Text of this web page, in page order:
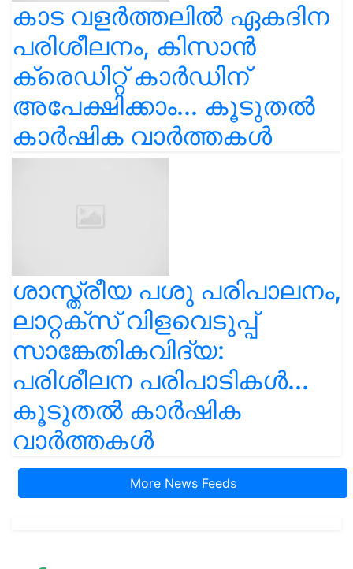
കാട വളര്‍ത്തലിൽ ഏകദിന
പരിശീലനം, കിസാൻ
ക്രെഡിറ്റ് കാർഡിന്
അപേക്ഷിക്കാം... കൂടുതൽ
കാർഷിക വാർത്തകൾ
ശാസ്ത്രീയ പശു പരിപാലനം,
ലാറ്റക്സ് വിളവെടുപ്പ്
സാങ്കേതികവിദ്യ:
പരിശീലന പരിപാടികൾ...
കൂടുതൽ കാർഷിക
വാർത്തകൾ
More News Feeds